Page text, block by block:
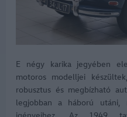
E négy karika jegyében
motoros modelljei
robusztus és megbízható
legjobban a háború utáni,